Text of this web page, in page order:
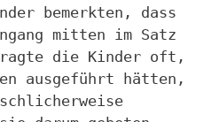
bemerkten, dass
mitten im Satz
die Kinder oft,
ausgeführt hätten,